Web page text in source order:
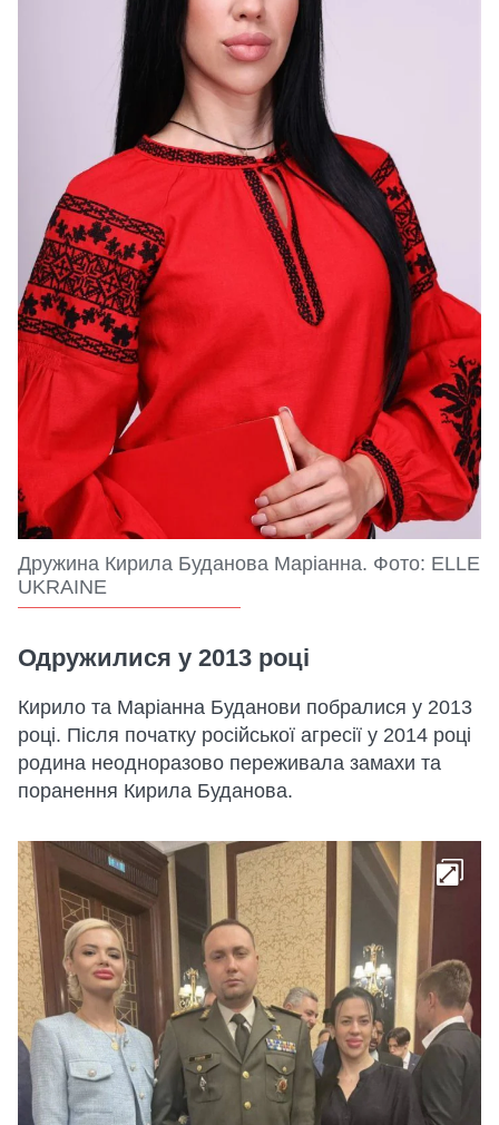
Дружина Кирила Буданова Маріанна. Фото: ELLE
UKRAINE
Одружилися у 2013 році
Кирило та Маріанна Буданови побралися у 2013
році. Після початку російської агресії у 2014 році
родина неодноразово переживала замахи та
поранення Кирила Буданова.